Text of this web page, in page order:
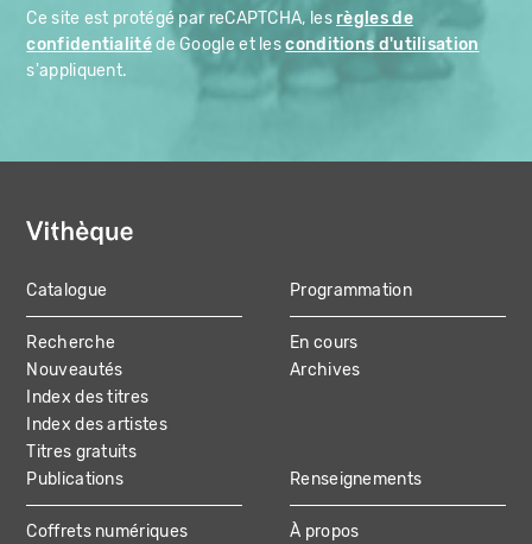
Ce site est protégé par reCAPTCHA, les règles de
confidentialitéde Google et lesconditions d'utilisation
s'appliquent.
MAIN
NAVIGATION
Catalogue
Recherche
Nouveautés
Index des titres
Index des artistes
Titres gratuits
Programmation
En cours
Archives
Publications
Coffrets numériques
Renseignements
À propos